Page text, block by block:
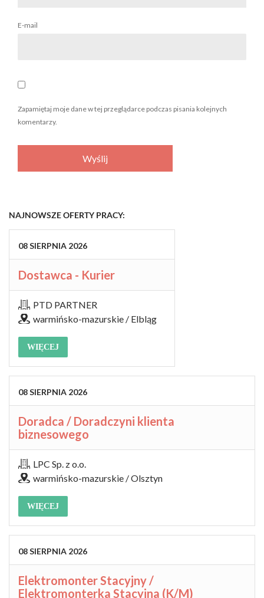
E-mail
Zapamiętaj moje dane w tej przeglądarce podczas pisania kolejnych
komentarzy.
NAJNOWSZE OFERTY PRACY:
08SIERPNIA 2026
Dostawca - Kurier
PTD PARTNER
warmińsko-mazurskie / Elbląg
WIĘCEJ
08SIERPNIA 2026
Doradca / Doradczyni klienta
biznesowego
LPC Sp. z o.o.
warmińsko-mazurskie / Olsztyn
WIĘCEJ
08SIERPNIA 2026
Elektromonter Stacyjny /
Elektromonterka Stacyjna (K/M)